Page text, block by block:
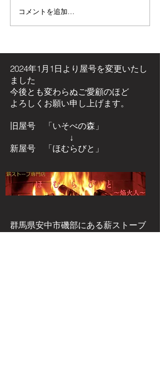
【施工事例】木の温もり
溢れる新築住宅に「メト
コメントを追加…
2024年1月1日より屋号を変更いたし
ました
今後とも変わらぬご愛顧のほど
よろしくお願い申し上げます。
旧屋号 「いそべの森」
↓
新屋号 「ほむらびと」
群馬県安中市磯部にある薪ストーブ